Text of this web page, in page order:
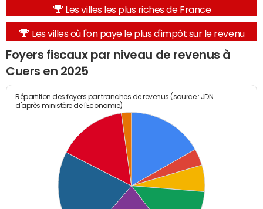
Les villes les plus riches de France
Les villes où l'on paye le plus d'impôt sur le revenu
Foyers fiscaux par niveau de revenus à
Cuers en 2025
Répartition des foyers par tranches de revenus (source : JDN
d'après ministère de l'Economie)